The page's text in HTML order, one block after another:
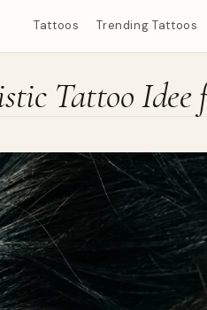
Tattoos Trending Tattoos
Tattoo Idee